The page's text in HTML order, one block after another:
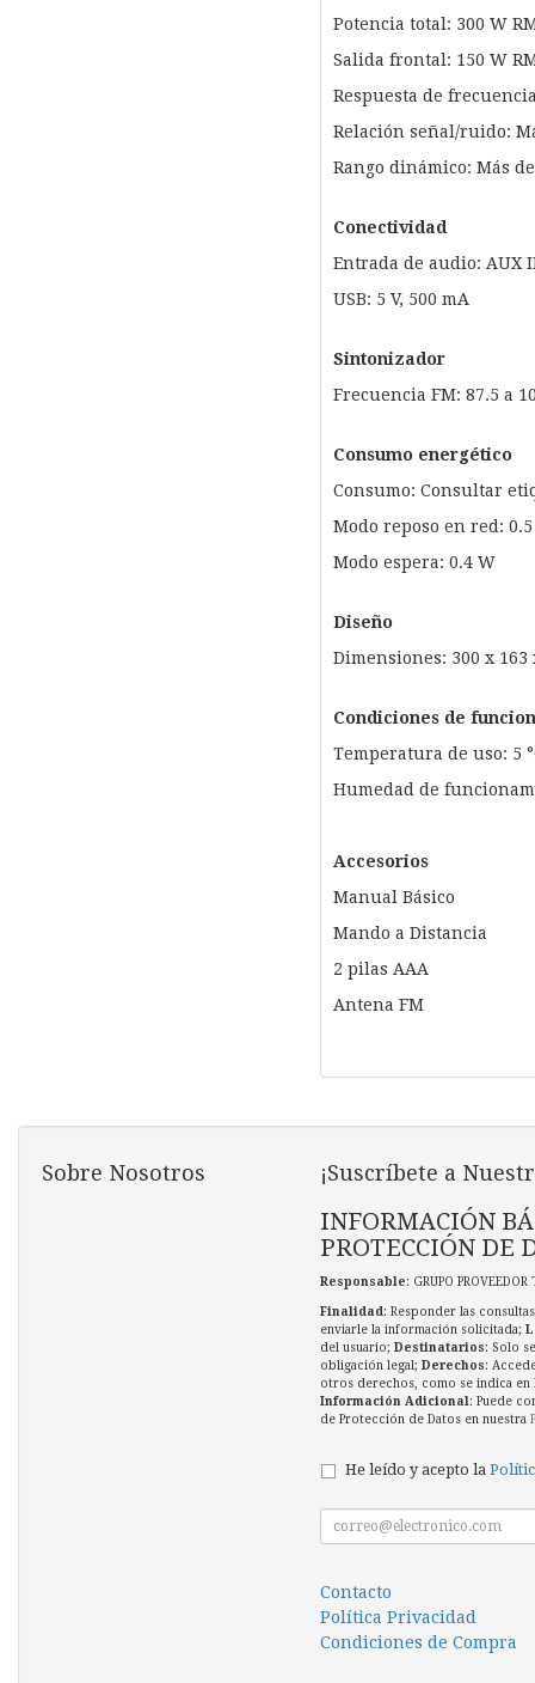
Potencia total: 300 W
Salida frontal: 150 W
Respuesta de
Relación señal/ruido:
Rango dinámico: Más
Conectividad
Entrada de audio: AUX
USB: 5 V, 500 mA
Sintonizador
Frecuencia FM: 87.5 a
Consumo energético
Consumo: Consultar
Modo reposo en red:
Modo espera: 0.4 W
Diseño
Dimensiones: 300 x 163
Condiciones de
Temperatura de uso: 5
Humedad de
Accesorios
Manual Básico
Mando a Distancia
2 pilas AAA
Antena FM
Sobre Nosotros ¡Suscríbete a
INFORMACIÓN
PROTECCIÓN DE
Responsable: GRUPO
Finalidad : Responder las
enviarle la información solicitada;
del usuario; Destinatarios: Solo
obligación legal; Derechos:
otros derechos, como se indica en
Información Adicional : Puede
de Protección de Datos en nuestra
He leído y acepto la
Contacto
Política Privacidad
Condiciones de Compra